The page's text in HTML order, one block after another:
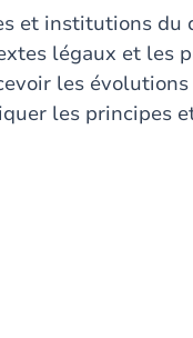
et institutions du
légaux et les
les
les principes